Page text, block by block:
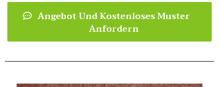
Angebot Und Kostenloses Muster
Anfordern